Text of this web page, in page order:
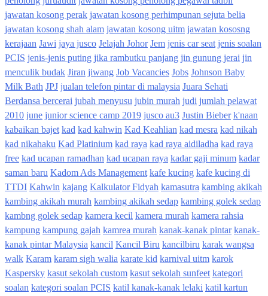
jawatan kosong perak jawatan kosong perhimpunan sejuta belia
jawatan kosong shah alam jawatan kosong uitm jawatan kososng
kerajaan Jawi jaya jusco Jelajah Johor Jem jenis car seat jenis soalan
PCIS jenis-jenis puting jika rambutku panjang jin gunung jerai jin
menculik budak Jiran jiwang Job Vacancies Jobs Johnson Baby
Milk Bath JPJ jualan telefon pintar di malaysia Juara Sehati
Berdansa bercerai jubah menyusu jubin murah judi jumlah pelawat
2010 june junior science camp 2019 jusco au3 Justin Bieber k'naan
kabaikan bajet kad kad kahwin Kad Keahlian kad mesra kad nikah
kad nikahaku Kad Platinium kad raya kad raya aidiladha kad raya
free kad ucapan ramadhan kad ucapan raya kadar gaji minum kadar
saman baru Kadom Ads Management kafe kucing kafe kucing di
TTDI Kahwin kajang Kalkulator Fidyah kamasutra kambing akikah
kambing akikah murah kambing akikah sedap kambing golek sedap
kambng golek sedap kamera kecil kamera murah kamera rahsia
kampung kampung gajah kamrea murah kanak-kanak pintar kanak-
kanak pintar Malaysia kancil Kancil Biru kancilbiru karak wangsa
walk Karam karam sigh walia karate kid karnival uitm karok
Kaspersky kasut sekolah custom kasut sekolah sunfeet kategori
soalan kategori soalan PCIS katil kanak-kanak lelaki katil kartun